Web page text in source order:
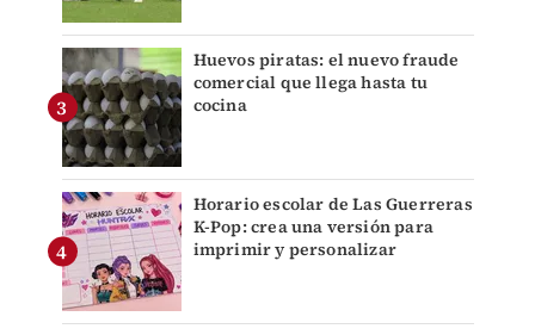
Huevos piratas: el nuevo fraude
comercial que llega hasta tu
cocina
Horario escolar de Las Guerreras
K-Pop: crea una versión para
imprimir y personalizar